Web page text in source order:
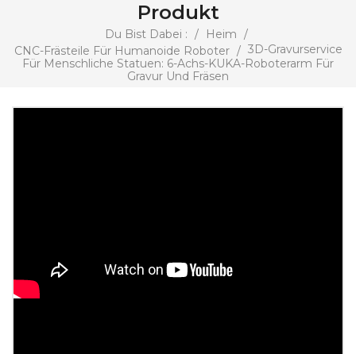
Produkt
Du Bist Dabei : / Heim /
CNC-Frästeile Für Humanoide Roboter / 3D-Gravurservice
Für Menschliche Statuen: 6-Achs-KUKA-Roboterarm Für
Gravur Und Fräsen